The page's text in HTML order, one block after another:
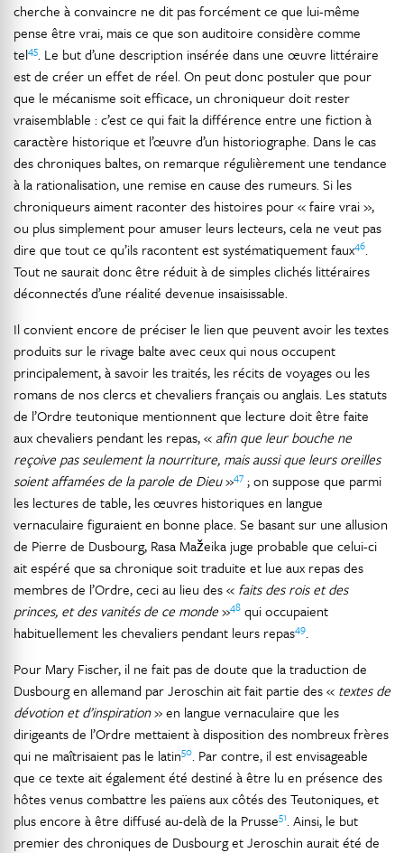
cherche à convaincre ne dit pas forcément ce que lui-même
pense être vrai, mais ce que son auditoire considère comme
tel45. Le but d’une description insérée dans une œuvre littéraire
est de créer un effet de réel. On peut donc postuler que pour
que le mécanisme soit efficace, un chroniqueur doit rester
vraisemblable : c’est ce qui fait la différence entre une fiction à
caractère historique et l’œuvre d’un historiographe. Dans le cas
des chroniques baltes, on remarque régulièrement une tendance
à la rationalisation, une remise en cause des rumeurs. Si les
chroniqueurs aiment raconter des histoires pour « faire vrai »,
ou plus simplement pour amuser leurs lecteurs, cela ne veut pas
dire que tout ce qu’ils racontent est systématiquement faux46.
Tout ne saurait donc être réduit à de simples clichés littéraires
déconnectés d’une réalité devenue insaisissable.
Il convient encore de préciser le lien que peuvent avoir les textes
produits sur le rivage balte avec ceux qui nous occupent
principalement, à savoir les traités, les récits de voyages ou les
romans de nos clercs et chevaliers français ou anglais. Les statuts
de l’Ordre teutonique mentionnent que lecture doit être faite
aux chevaliers pendant les repas, « afin que leur bouche ne
reçoive pas seulement la nourriture, mais aussi que leurs oreilles
soient affamées de la parole de Dieu»47 ; on suppose que parmi
les lectures de table, les œuvres historiques en langue
vernaculaire figuraient en bonne place. Se basant sur une allusion
de Pierre de Dusbourg, Rasa Mažeika juge probable que celui-ci
ait espéré que sa chronique soit traduite et lue aux repas des
membres de l’Ordre, ceci au lieu des « faits des rois et des
princes, et des vanités de ce monde»48 qui occupaient
habituellement les chevaliers pendant leurs repas49.
Pour Mary Fischer, il ne fait pas de doute que la traduction de
Dusbourg en allemand par Jeroschin ait fait partie des « textes de
dévotion et d’inspiration» en langue vernaculaire que les
dirigeants de l’Ordre mettaient à disposition des nombreux frères
qui ne maîtrisaient pas le latin50. Par contre, il est envisageable
que ce texte ait également été destiné à être lu en présence des
hôtes venus combattre les païens aux côtés des Teutoniques, et
plus encore à être diffusé au-delà de la Prusse51. Ainsi, le but
premier des chroniques de Dusbourg et Jeroschin aurait été de